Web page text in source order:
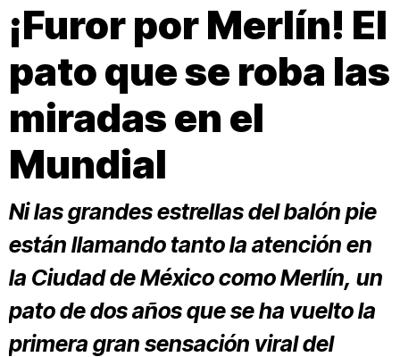
¡Furor por Merlín! El
pato que se roba las
miradas en el
Mundial
Ni las grandes estrellas del balón pie
están llamando tanto la atención en
la Ciudad de México como Merlín, un
pato de dos años que se ha vuelto la
primera gran sensación viral del